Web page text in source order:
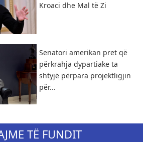
Kroaci dhe Mal të Zi
Senatori amerikan pret që
përkrahja dypartiake ta
shtyjë përpara projektligjin
për...
TË FUNDIT